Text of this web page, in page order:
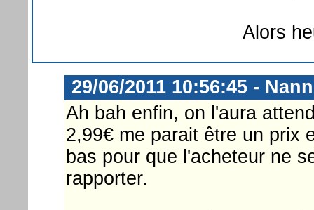
Alors
29/06/2011 10:56:45 -
Ah bah enfin, on l'aura
2,99€ me parait être un prix
bas pour que l'acheteur ne
rapporter.